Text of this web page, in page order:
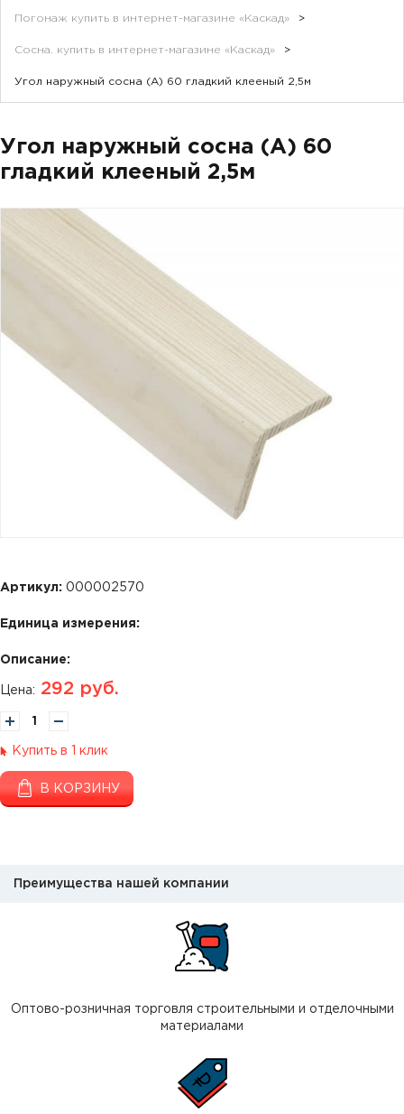
Погонаж купить в интернет-магазине «Каскад» >
Сосна. купить в интернет-магазине «Каскад» >
Угол наружный сосна (А) 60 гладкий клееный 2,5м
Угол наружный сосна (А) 60
гладкий клееный 2,5м
Артикул: 000002570
Единица измерения:
Описание:
Цена: 292 руб.
Купить в 1 клик
В КОРЗИНУ
Преимущества нашей компании
Оптово-розничная торговля строительными и отделочными
материалами